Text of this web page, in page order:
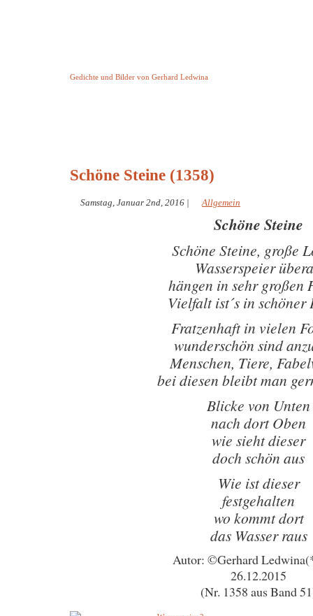
Gedichte und Bilder von Gerhard Ledwina
Schöne Steine (1358)
Samstag, Januar 2nd, 2016 | Allgemein
Schöne Steine
Schöne Steine, große
Wasserspeier
hängen in sehr großen
Vielfalt ist´s in schöner
Fratzenhaft in vielen
wunderschön sind
Menschen, Tiere,
bei diesen bleibt man
Blicke von Unten
nach dort Oben
wie sieht dieser
doch schön aus
Wie ist dieser
festgehalten
wo kommt dort
das Wasser raus
Autor: ©Gerhard
26.12.2015
(Nr. 1358 aus Band